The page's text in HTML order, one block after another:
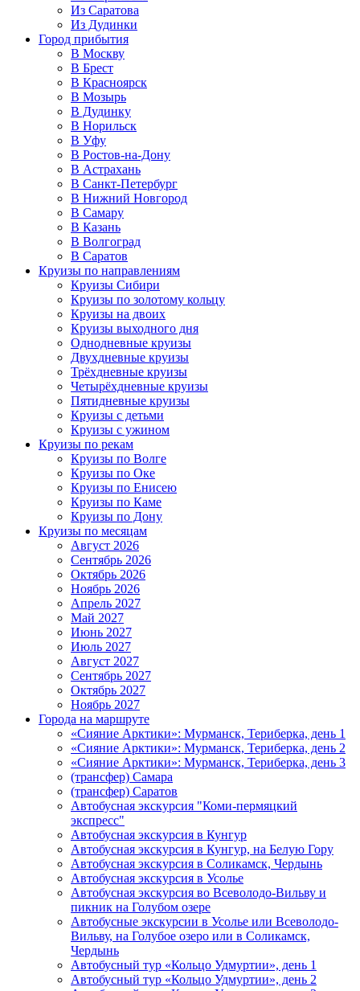
Из Саратова
Из Дудинки
Город прибытия
В Москву
В Брест
В Красноярск
В Мозырь
В Дудинку
В Норильск
В Уфу
В Ростов-на-Дону
В Астрахань
В Санкт-Петербург
В Нижний Новгород
В Самару
В Казань
В Волгоград
В Саратов
Круизы по направлениям
Круизы Сибири
Круизы по золотому кольцу
Круизы на двоих
Круизы выходного дня
Однодневные круизы
Двухдневные круизы
Трёхдневные круизы
Четырёхдневные круизы
Пятидневные круизы
Круизы с детьми
Круизы с ужином
Круизы по рекам
Круизы по Волге
Круизы по Оке
Круизы по Енисею
Круизы по Каме
Круизы по Дону
Круизы по месяцам
Август 2026
Сентябрь 2026
Октябрь 2026
Ноябрь 2026
Апрель 2027
Май 2027
Июнь 2027
Июль 2027
Август 2027
Сентябрь 2027
Октябрь 2027
Ноябрь 2027
Города на маршруте
«Сияние Арктики»: Мурманск, Териберка, день 1
«Сияние Арктики»: Мурманск, Териберка, день 2
«Сияние Арктики»: Мурманск, Териберка, день 3
(трансфер) Самара
(трансфер) Саратов
Автобусная экскурсия "Коми-пермяцкий
экспресс"
Автобусная экскурсия в Кунгур
Автобусная экскурсия в Кунгур, на Белую Гору
Автобусная экскурсия в Соликамск, Чердынь
Автобусная экскурсия в Усолье
Автобусная экскурсия во Всеволодо-Вильву и
пикник на Голубом озере
Автобусные экскурсии в Усолье или Всеволодо-
Вильву, на Голубое озеро или в Соликамск,
Чердынь
Автобусный тур «Кольцо Удмуртии», день 1
Автобусный тур «Кольцо Удмуртии», день 2